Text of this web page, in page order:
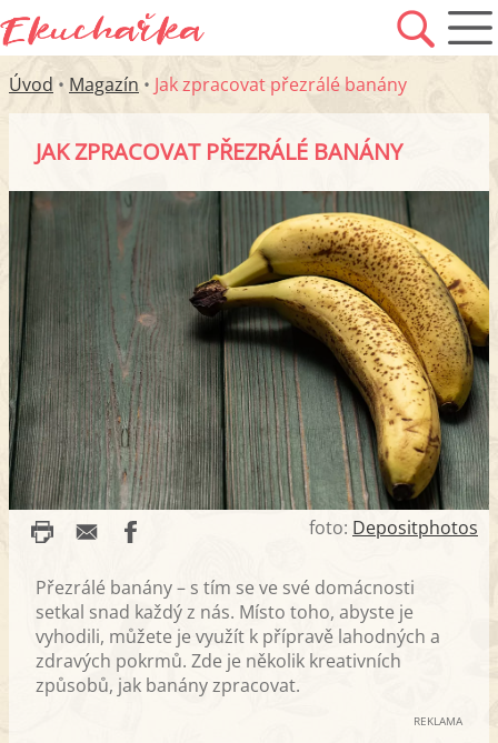
Úvod • Magazín • Jak zpracovat přezrálé banány
JAK ZPRACOVAT PŘEZRÁLÉ BANÁNY
foto: Depositphotos
Přezrálé banány – s tím se ve své domácnosti
setkal snad každý z nás. Místo toho, abyste je
vyhodili, můžete je využít k přípravě lahodných a
zdravých pokrmů. Zde je několik kreativních
způsobů, jak banány zpracovat.
REKLAMA